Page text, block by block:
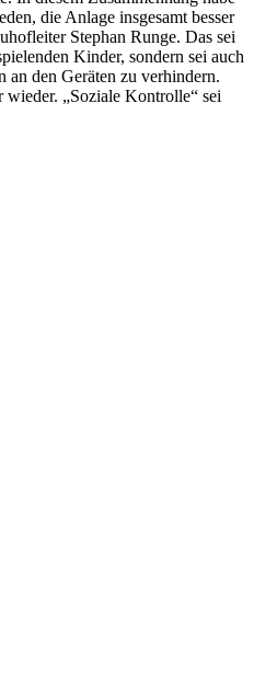
die Anlage insgesamt besser
Stephan Runge. Das sei
Kinder, sondern sei auch
an den Geräten zu verhindern.
wieder. „Soziale Kontrolle“ sei